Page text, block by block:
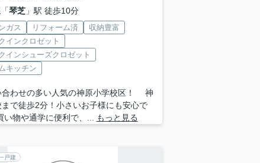
「琴芝」駅 徒歩10分
ガス リフォーム済
収納豊富
インクロゼット
インシューズクロゼット
キッチン
わせの多い人気の神原小学校区！ 神
まで徒歩2分！小さいお子様にも安心で
物や通学に便利で、...
もっと見る
戸建